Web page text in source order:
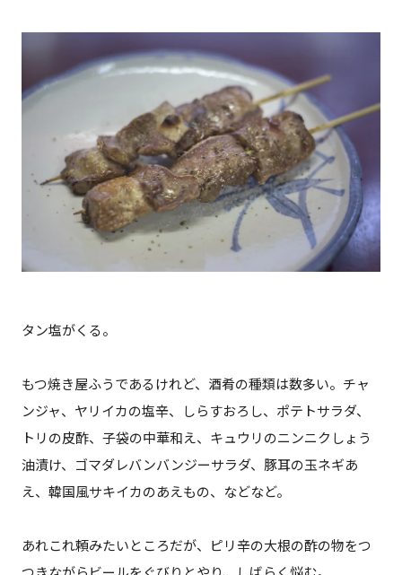
タン塩がくる。
もつ焼き屋ふうであるけれど、酒肴の種類は数多い。チャ
ンジャ、ヤリイカの塩辛、しらすおろし、ポテトサラダ、
トリの皮酢、子袋の中華和え、キュウリのニンニクしょう
油漬け、ゴマダレバンバンジーサラダ、豚耳の玉ネギあ
え、韓国風サキイカのあえもの、などなど。
あれこれ頼みたいところだが、ピリ辛の大根の酢の物をつ